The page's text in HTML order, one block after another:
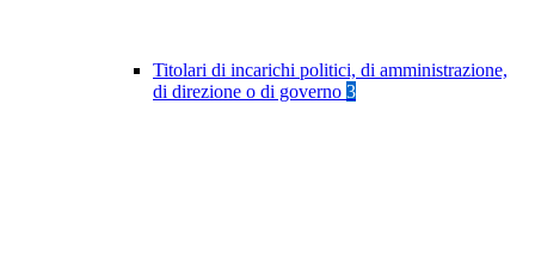
Titolari di incarichi politici, di amministrazione,
di direzione o di governo 3